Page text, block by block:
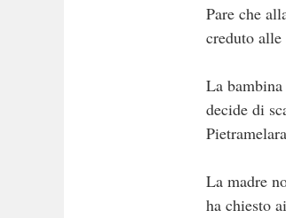
Pare che
creduto alle
La
decide di
La madre
ha chiesto